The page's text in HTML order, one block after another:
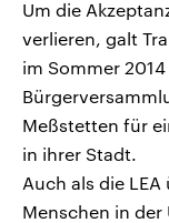
Um die
verlieren, galt
im Sommer
Meßstetten für
in ihrer Stadt.
Auch als die
Menschen in